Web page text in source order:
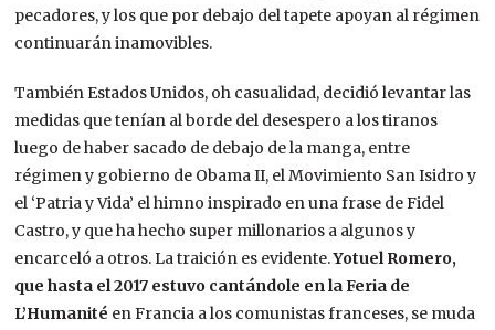
pecadores, y los que por debajo del tapete apoyan al régimen
continuarán inamovibles.
También Estados Unidos, oh casualidad, decidió levantar las
medidas que tenían al borde del desespero a los tiranos
luego de haber sacado de debajo de la manga, entre
régimen y gobierno de Obama II, el Movimiento San Isidro y
el ‘Patria y Vida’ el himno inspirado en una frase de Fidel
Castro, y que ha hecho super millonarios a algunos y
encarceló a otros. La traición es evidente.Yotuel Romero,
que hasta el 2017 estuvo cantándole en la Feria de
L’Humanité en Francia a los comunistas franceses, se muda